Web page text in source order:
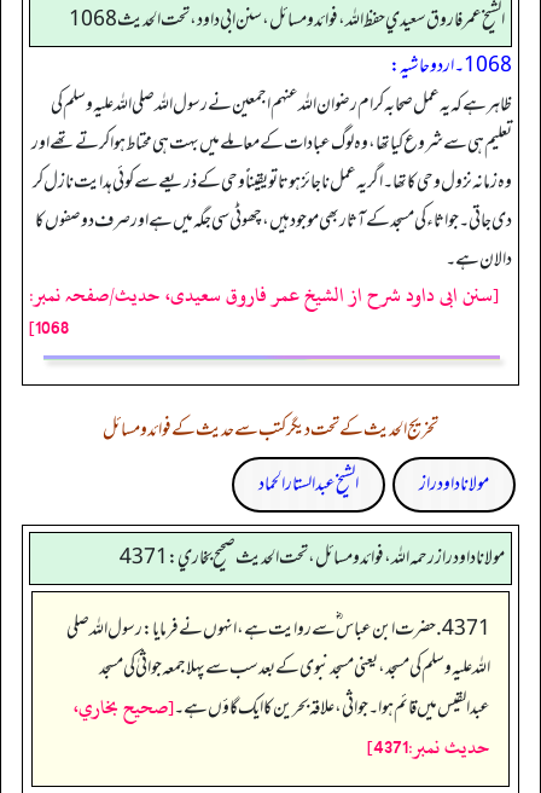
الشيخ عمر فاروق سعيدي حفظ الله، فوائد و مسائل، سنن ابي داود ، تحت الحديث 1068
1068۔ اردو حاشیہ:
ظاہر ہے کہ یہ عمل صحابہ کرام رضوان اللہ عنہم اجمعین نے رسول اللہ صلی اللہ علیہ وسلم کی
تعلیم ہی سے شروع کیا تھا، وہ لوگ عبادات کے معاملے میں بہت ہی محتاط ہوا کرتے تھے اور
وہ زمانہ نزول وحی کا تھا۔ اگر یہ عمل ناجائز ہوتا تو یقیناًً وحی کے ذریعے سے کوئی ہدایت نازل کر
دی جاتی۔ جواثاء کی مسجد کے آثار بھی موجود ہیں، چھوٹی سی جگہ میں ہے اور صرف دو صفوں کا
دالان ہے۔
[سنن ابی داود شرح از الشیخ عمر فاروق سعیدی، حدیث/صفحہ نمبر:
1068]
تخریج الحدیث کے تحت دیگر کتب سے حدیث کے فوائد و مسائل
مولانا داود راز
الشیخ عبدالستار الحماد
مولانا داود راز رحمه الله، فوائد و مسائل، تحت الحديث صحيح بخاري: 4371
4371. حضرت ابن عباس ؓ سے روایت ہے، انہوں نے فرمایا: رسول اللہ صلی
اللہ علیہ وسلم کی مسجد، یعنی مسجد نبوی کے بعد سب سے پہلا جمعہ جواثیٰ کی مسجد
عبدالقیس میں قائم ہوا۔ جواثی، علاقہ بحرین کا ایک گاؤں ہے۔[صحيح بخاري،
حديث نمبر:4371]